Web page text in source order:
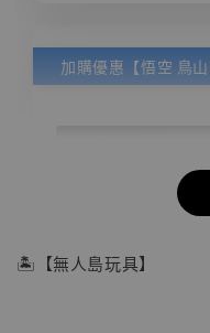
🏝【無人島玩具】